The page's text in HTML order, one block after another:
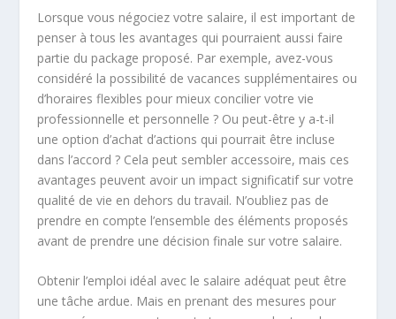
Lorsque vous négociez votre salaire, il est important de
penser à tous les avantages qui pourraient aussi faire
partie du package proposé. Par exemple, avez-vous
considéré la possibilité de vacances supplémentaires ou
d’horaires flexibles pour mieux concilier votre vie
professionnelle et personnelle ? Ou peut-être y a-t-il
une option d’achat d’actions qui pourrait être incluse
dans l’accord ? Cela peut sembler accessoire, mais ces
avantages peuvent avoir un impact significatif sur votre
qualité de vie en dehors du travail. N’oubliez pas de
prendre en compte l’ensemble des éléments proposés
avant de prendre une décision finale sur votre salaire.
Obtenir l’emploi idéal avec le salaire adéquat peut être
une tâche ardue. Mais en prenant des mesures pour